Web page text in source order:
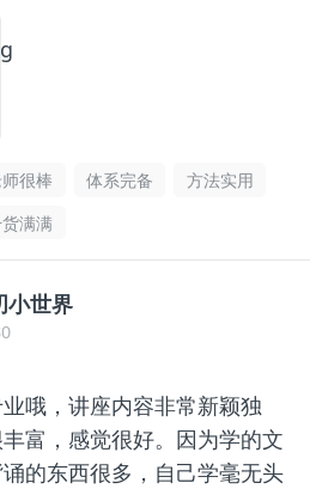
很棒 体系完备
方法实用
满满
小世界
哦，讲座内容非常新颖独
富，感觉很好。因为学的文
的东西很多，自己学毫无头